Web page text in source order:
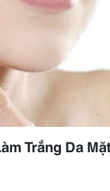
Trắng Da